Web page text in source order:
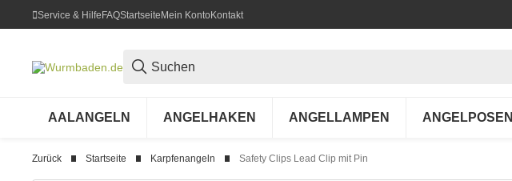
Service & HilfeFAQStartseiteMein KontoKontakt
AALANGELN ANGELHAKEN ANGELLAMPEN ANGELPOSEN
Zurück Startseite Karpfenangeln Safety Clips Lead Clip mit Pin